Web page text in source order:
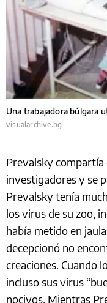
Una trabajadora búlgara
visualarchive.bg
Prevalsky
investigadores y se
Prevalsky tenía
los virus de su zoo,
había metido en
decepcionó no
creaciones. Cuando
incluso sus virus
nocivos. Mientras